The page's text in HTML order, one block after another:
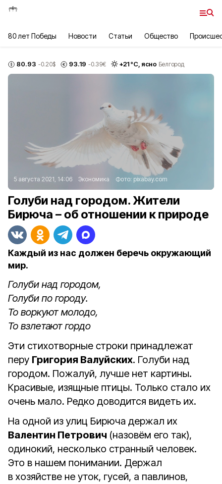
80 лет Победы Новости Статьи Общество
80.93 -0.20$ 93.19 -0.39€ +21°С, ясно Белгород
5 августа 2021, 14:06 Экономика Фото: pixabay.com
Голуби над городом. Жители
Бирюча – об отношении к природе
Каждый из нас должен беречь окружающий
мир.
Голуби над городом,
Голуби по городу.
То воркуют молодо,
То взлетают гордо
Эти стихотворные строки принадлежат
перу Григория Валуйских. Голуби над
городом. Пожалуй, лучше нет картины.
Красивые, изящные птицы. Только стало их
очень мало. Редко доводится видеть их.
На одной из улиц Бирюча держал их
Валентин Петрович (назовём его так),
одинокий, несколько странный человек.
Это в нашем понимании. Держал
в хозяйстве не уток, гусей, а павлинов,